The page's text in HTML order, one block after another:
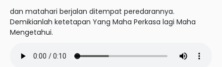
dan matahari berjalan ditempat peredarannya.
Demikianlah ketetapan Yang Maha Perkasa lagi Maha
Mengetahui.